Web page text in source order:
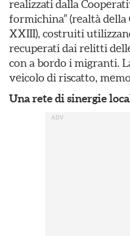
realizzati dalla
formichina” (realtà
XXIII), costruiti
recuperati dai relitti
con a bordo i migranti.
veicolo di riscatto,
Una rete di sinergie